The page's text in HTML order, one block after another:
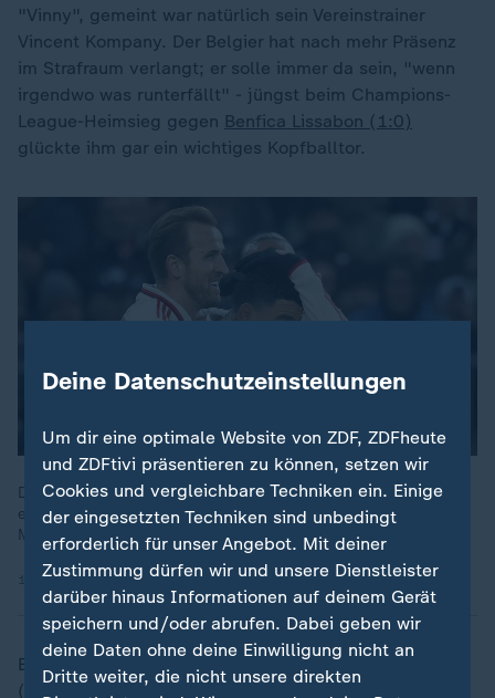
"Vinny", gemeint war natürlich sein Vereinstrainer
Vincent Kompany. Der Belgier hat nach mehr Präsenz
im Strafraum verlangt; er solle immer da sein, "wenn
irgendwo was runterfällt" - jüngst beim Champions-
League-Heimsieg gegen Benfica Lissabon (1:0)
glückte ihm gar ein wichtiges Kopfballtor.
Der FC Bayern hat die starke Defensive des FC St. Pauli nur
einmal überwinden können - dafür aber per Traumtor. Jamal
Musiala zirkelte den Ball aus 25 Metern unter die Querlatte.
11.11.2024 | 7:13 min
Beim Bundesliga-Auswärtserfolg beim FC St. Pauli
(1:0) verblüfte sein krachender Weitschusstreffer,
Deine Datenschutzeinstellungen
Um dir eine optimale Website von ZDF, ZDFheute
und ZDFtivi präsentieren zu können, setzen wir
Cookies und vergleichbare Techniken ein. Einige
der eingesetzten Techniken sind unbedingt
erforderlich für unser Angebot. Mit deiner
Zustimmung dürfen wir und unsere Dienstleister
darüber hinaus Informationen auf deinem Gerät
speichern und/oder abrufen. Dabei geben wir
deine Daten ohne deine Einwilligung nicht an
Dritte weiter, die nicht unsere direkten